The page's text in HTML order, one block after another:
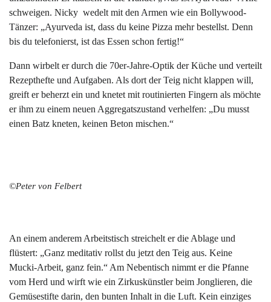
schweigen. Nicky wedelt mit den Armen wie ein Bollywood-
Tänzer: „Ayurveda ist, dass du keine Pizza mehr bestellst. Denn
bis du telefonierst, ist das Essen schon fertig!“
Dann wirbelt er durch die 70er-Jahre-Optik der Küche und verteilt
Rezepthefte und Aufgaben. Als dort der Teig nicht klappen will,
greift er beherzt ein und knetet mit routinierten Fingern als möchte
er ihm zu einem neuen Aggregatszustand verhelfen: „Du musst
einen Batz kneten, keinen Beton mischen.“
©Peter von Felbert
An einem anderem Arbeitstisch streichelt er die Ablage und
flüstert: „Ganz meditativ rollst du jetzt den Teig aus. Keine
Mucki-Arbeit, ganz fein.“ Am Nebentisch nimmt er die Pfanne
vom Herd und wirft wie ein Zirkuskünstler beim Jonglieren, die
Gemüsestifte darin, den bunten Inhalt in die Luft. Kein einziges